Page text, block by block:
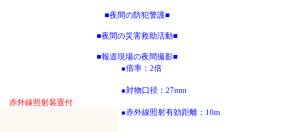
■夜間の防犯警護■
■夜間の災害救助活動■
■報道現場の夜間撮影■
赤外線照射装置付
●倍率：2倍
●対物口径：27mm
●赤外線照射有効距離：10m